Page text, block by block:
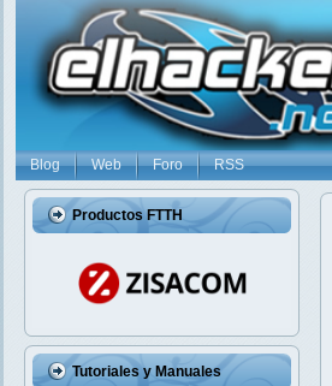
Blog Web Foro RSS
Productos FTTH
Tutoriales y Manuales